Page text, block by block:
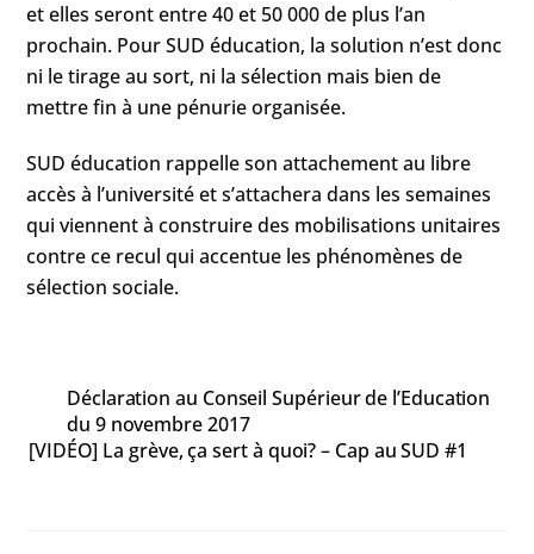
et elles seront entre 40 et 50 000 de plus l’an
prochain. Pour SUD éducation, la solution n’est donc
ni le tirage au sort, ni la sélection mais bien de
mettre fin à une pénurie organisée.
SUD éducation rappelle son attachement au libre
accès à l’université et s’attachera dans les semaines
qui viennent à construire des mobilisations unitaires
contre ce recul qui accentue les phénomènes de
sélection sociale.
Déclaration au Conseil Supérieur de l’Education
du 9 novembre 2017
[VIDÉO] La grève, ça sert à quoi? – Cap au SUD #1